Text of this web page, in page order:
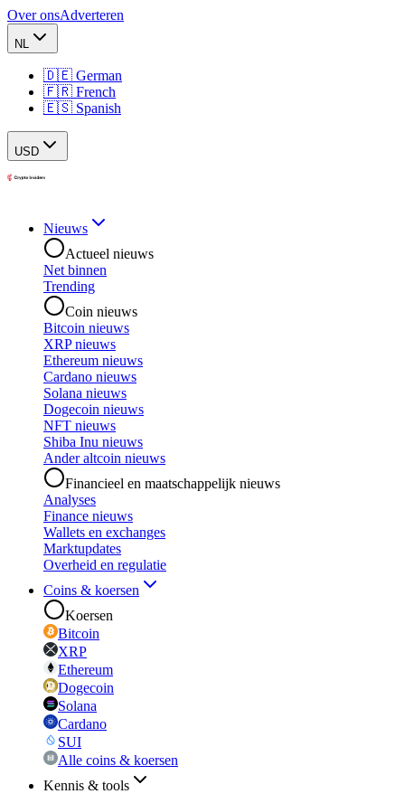
Over onsAdverteren
NL
🇩🇪 German
🇫🇷 French
🇪🇸 Spanish
USD
Nieuws
Actueel nieuws
Net binnen
Trending
Coin nieuws
Bitcoin nieuws
XRP nieuws
Ethereum nieuws
Cardano nieuws
Solana nieuws
Dogecoin nieuws
NFT nieuws
Shiba Inu nieuws
Ander altcoin nieuws
Financieel en maatschappelijk nieuws
Analyses
Finance nieuws
Wallets en exchanges
Marktupdates
Overheid en regulatie
Coins & koersen
Koersen
Bitcoin
XRP
Ethereum
Dogecoin
Solana
Cardano
SUI
Alle coins & koersen
Kennis & tools